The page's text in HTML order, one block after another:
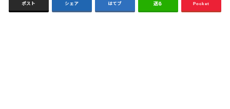
ポスト シェア はてブ 送る Pocket